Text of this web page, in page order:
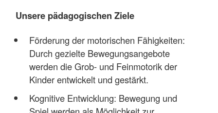
Unsere pädagogischen Ziele
Förderung der motorischen Fähigkeiten:
Durch gezielte Bewegungsangebote
werden die Grob- und Feinmotorik der
Kinder entwickelt und gestärkt.
Kognitive Entwicklung: Bewegung und